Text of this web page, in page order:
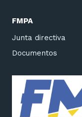
FMPA
Junta directiva
Documentos